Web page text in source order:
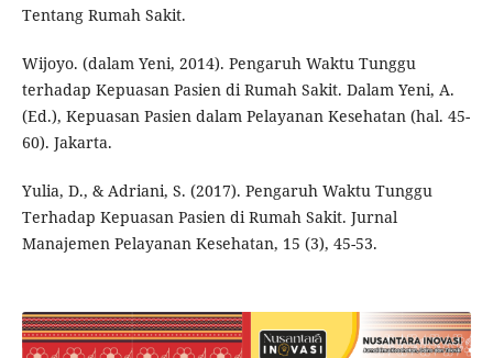
Tentang Rumah Sakit.
Wijoyo. (dalam Yeni, 2014). Pengaruh Waktu Tunggu
terhadap Kepuasan Pasien di Rumah Sakit. Dalam Yeni, A.
(Ed.), Kepuasan Pasien dalam Pelayanan Kesehatan (hal. 45-
60). Jakarta.
Yulia, D., & Adriani, S. (2017). Pengaruh Waktu Tunggu
Terhadap Kepuasan Pasien di Rumah Sakit. Jurnal
Manajemen Pelayanan Kesehatan, 15 (3), 45-53.